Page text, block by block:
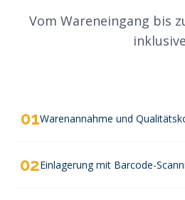
Vom Wareneingang bis
inklusive
01Warenannahme und
02Einlagerung mit Barcode-